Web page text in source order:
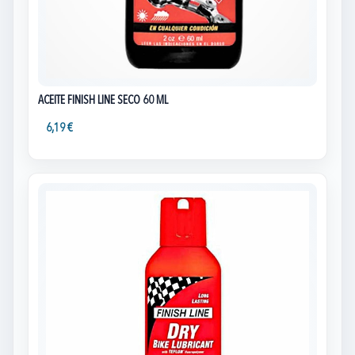
ACEITE FINISH LINE SECO 60 ML
6,19 €